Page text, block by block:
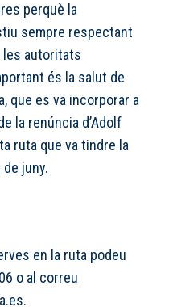
perquè la
sempre respectant
les autoritats
és la salut de
que es va incorporar a
la renúncia d’Adolf
ruta que va tindre la
juny.
en la ruta podeu
o al correu
.